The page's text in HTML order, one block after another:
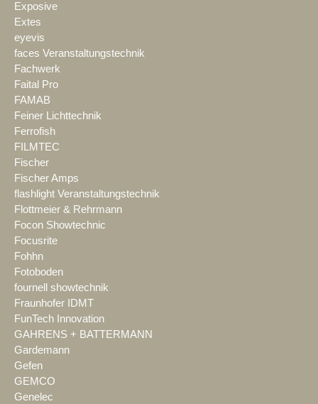
Exposive
Extes
eyevis
faces Veranstaltungstechnik
Fachwerk
Faital Pro
FAMAB
Feiner Lichttechnik
Ferrofish
FILMTEC
Fischer
Fischer Amps
flashlight Veranstaltungstechnik
Flottmeier & Rehrmann
Focon Showtechnic
Focusrite
Fohhn
Fotoboden
fournell showtechnik
Fraunhofer IDMT
FunTech Innovation
GAHRENS + BATTERMANN
Gardemann
Gefen
GEMCO
Genelec